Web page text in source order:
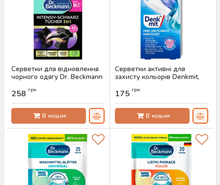
Серветки для відновлення
чорного одягу Dr. Beckmann
Артикул:
258 грн
В кошик
Серветки активні для
захисту кольорів Denkmit,
Артикул:
175 грн
В кошик